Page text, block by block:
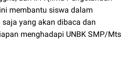
membantu siswa dalam
yang akan dibaca dan
menghadapi UNBK SMP/Mts